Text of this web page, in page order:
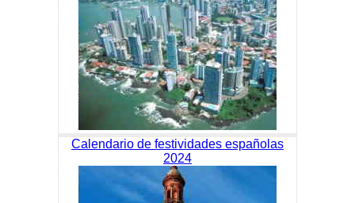
Calendario de festividades españolas
2024